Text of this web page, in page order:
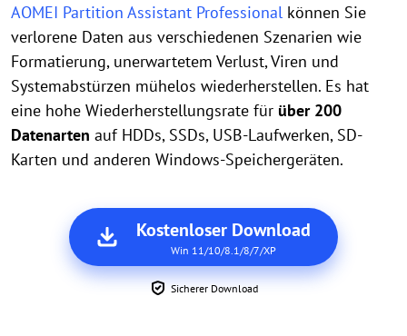
AOMEI Partition Assistant Professional können Sie
verlorene Daten aus verschiedenen Szenarien wie
Formatierung, unerwartetem Verlust, Viren und
Systemabstürzen mühelos wiederherstellen. Es hat
eine hohe Wiederherstellungsrate für über 200
Datenarten auf HDDs, SSDs, USB-Laufwerken, SD-
Karten und anderen Windows-Speichergeräten.
Kostenloser Download
Win 11/10/8.1/8/7/XP
Sicherer Download